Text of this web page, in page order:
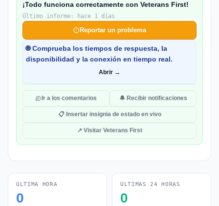
¡Todo funciona correctamente con Veterans First!
Último informe: hace 1 días
Reportar un problema
🌐 Comprueba los tiempos de respuesta, la
disponibilidad y la conexión en tiempo real.
Abrir →
Ir a los comentarios 🔔 Recibir notificaciones
📋 Insertar insignia de estado en vivo
↗ Visitar Veterans First
ÚLTIMA HORA
0
ÚLTIMAS 24 HORAS
0